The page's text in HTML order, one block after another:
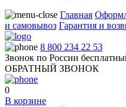
Главная
и самовывоз Гарантия и
8 800 234 22 53
Звонок по России
ОБРАТНЫЙ ЗВОНОК
0
В корзине